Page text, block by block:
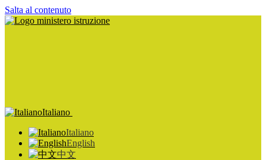
Salta al contenuto
Italiano
Italiano
English
中文